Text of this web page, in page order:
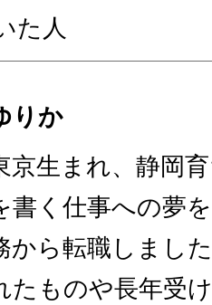
た人
りか
京生まれ、静岡
書く仕事への夢
から転職しまし
たものや長年受